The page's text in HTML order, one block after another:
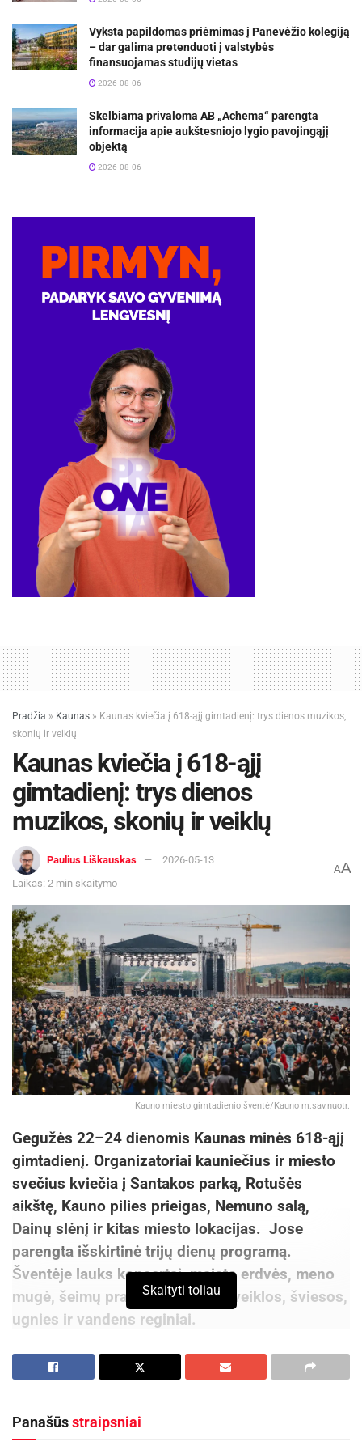
Vyksta papildomas priėmimas į Panevėžio kolegiją
– dar galima pretenduoti į valstybės
finansuojamas studijų vietas
2026-08-06
Skelbiama privaloma AB „Achema“ parengta
informacija apie aukštesniojo lygio pavojingąjį
objektą
2026-08-06
Pradžia » Kaunas » Kaunas kviečia į 618-ąjį gimtadienį: trys dienos muzikos,
skonių ir veiklų
Kaunas kviečia į 618-ąjį
gimtadienį: trys dienos
muzikos, skonių ir veiklų
Paulius Liškauskas
2026-05-13
Laikas: 2 min skaitymo
AA
Kauno miesto gimtadienio šventė/Kauno m.sav.nuotr.
Gegužės 22–24 dienomis Kaunas minės 618-ąjį
gimtadienį. Organizatoriai kauniečius ir miesto
svečius kviečia į Santakos parką, Rotušės
aikštę, Kauno pilies prieigas, Nemuno salą,
Dainų slėnį ir kitas miesto lokacijas. Jose
parengta išskirtinė trijų dienų programą.
Šventėje lauks koncertai, maisto erdvės, meno
mugė, šeimų pramogos, sporto veiklos, šviesos,
ugnies ir vandens reginiai.
„Kaunas – miestas, kurį kuriame kartu, o jo
gimtadienis – mūsų visų šventė. Kviečiu
Esu tikras, kad joje kiekvienas ras tai, kas
Skaityti toliau
Panašūsstraipsniai